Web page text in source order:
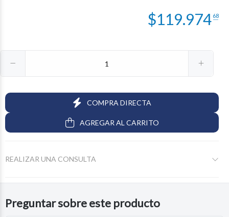
$119.974 68
COMPRA DIRECTA
AGREGAR AL CARRITO
REALIZAR UNA CONSULTA
Preguntar sobre este producto